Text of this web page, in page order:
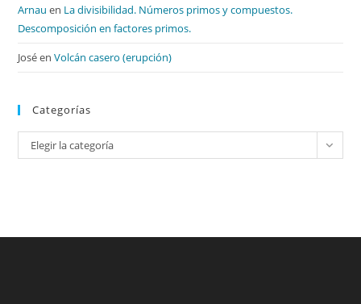
Arnau en La divisibilidad. Números primos y compuestos.
Descomposición en factores primos.
JoséenVolcán casero (erupción)
Categorías
Categorías
Elegir la categoría